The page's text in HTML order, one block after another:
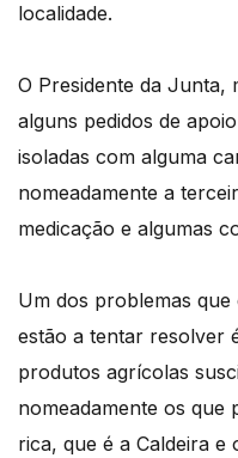
localidade.
O Presidente da Junta,
alguns pedidos de
isoladas com alguma
nomeadamente a
medicação e algumas
Um dos problemas
estão a tentar resolver
produtos agrícolas
nomeadamente os que
rica, que é a Caldeira e